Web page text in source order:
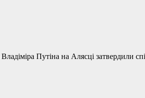
Путіна на Алясці затвердили